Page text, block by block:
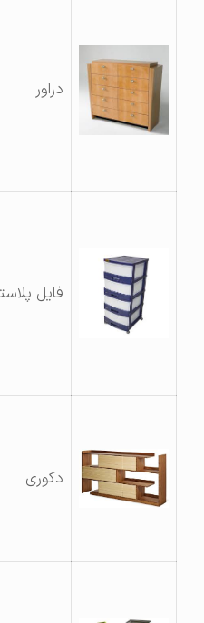
دراور
فایل پلاستیکی
دکوری